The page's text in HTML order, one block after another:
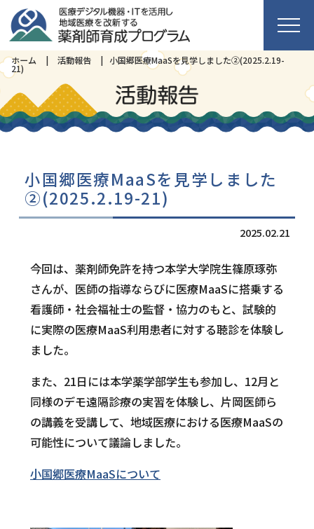
ホーム 活動報告 小国郷医療MaaSを見学しました②(2025.2.19-
21)
小国郷医療MaaSを見学しました
②(2025.2.19-21)
2025.02.21
今回は、薬剤師免許を持つ本学大学院生篠原琢弥
さんが、医師の指導ならびに医療MaaSに搭乗する
看護師・社会福祉士の監督・協力のもと、試験的
に実際の医療MaaS利用患者に対する聴診を体験し
ました。
また、21日には本学薬学部学生も参加し、12月と
同様のデモ遠隔診療の実習を体験し、片岡医師ら
の講義を受講して、地域医療における医療MaaSの
可能性について議論しました。
小国郷医療MaaSについて
HOME
事業紹介
メンバー
お問合せ
ニュース＆トピックス